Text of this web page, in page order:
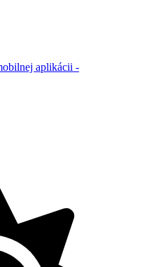
aplikácii -